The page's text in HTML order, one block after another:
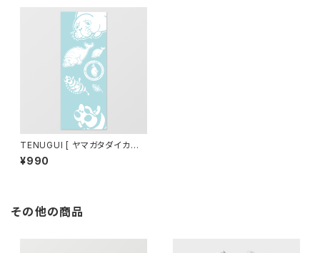
TENUGUI [ ヤマガタダイカイ
牛乳 ]
¥990
その他の商品